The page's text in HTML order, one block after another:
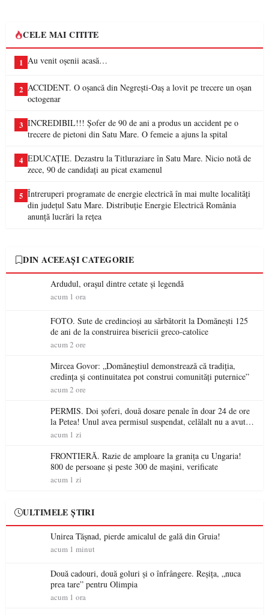
CELE MAI CITITE
1 Au venit oșenii acasă…
2 ACCIDENT. O oșancă din Negrești-Oaș a lovit pe trecere un oșan
octogenar
3 INCREDIBIL!!! Șofer de 90 de ani a produs un accident pe o
trecere de pietoni din Satu Mare. O femeie a ajuns la spital
4 EDUCAȚIE. Dezastru la Titluraziare în Satu Mare. Nicio notă de
zece, 90 de candidați au picat examenul
5 Întreruperi programate de energie electrică în mai multe localități
din județul Satu Mare. Distribuție Energie Electrică România
anunță lucrări la rețea
DIN ACEEAȘI CATEGORIE
Ardudul, orașul dintre cetate și legendă
acum 1 ora
FOTO. Sute de credincioși au sărbătorit la Domănești 125
de ani de la construirea bisericii greco-catolice
acum 2 ore
Mircea Govor: „Domăneștiul demonstrează că tradiția,
credința și continuitatea pot construi comunități puternice”
acum 2 ore
PERMIS. Doi șoferi, două dosare penale în doar 24 de ore
la Petea! Unul avea permisul suspendat, celălalt nu a avut
niciodată permis
acum 1 zi
FRONTIERĂ. Razie de amploare la granița cu Ungaria!
800 de persoane și peste 300 de mașini, verificate
acum 1 zi
ULTIMELE ȘTIRI
Unirea Tășnad, pierde amicalul de gală din Gruia!
acum 1 minut
Două cadouri, două goluri și o înfrângere. Reșița, „nuca
prea tare” pentru Olimpia
acum 1 ora